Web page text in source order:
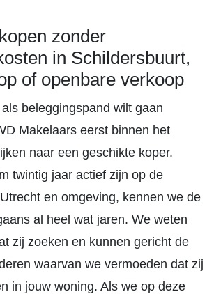
zonder
in Schildersbuurt,
of openbare verkoop
beleggingspand wilt gaan
Makelaars eerst binnen het
naar een geschikte koper.
twintig jaar actief zijn op de
en omgeving, kennen we de
al heel wat jaren. We weten
zij zoeken en kunnen gericht de
waarvan we vermoeden dat zij
in jouw woning. Als we op deze